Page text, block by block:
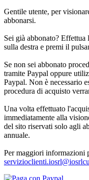
Gentile utente, per
abbonarsi.
Sei già abbonato?
sulla destra e premi il
Se non sei abbonato
tramite Paypal oppure
Paypal. Non è necessario
procedura di acquisto
Una volta effettuato
immediatamente alla
del sito riservati solo agli
annuale.
Per maggiori informazioni